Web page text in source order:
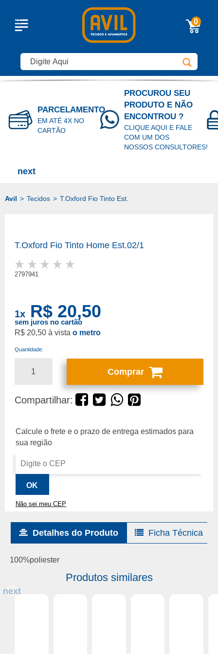
0
PARCELAMENTO
EM ATÉ 4X NO
CARTÃO
PROCUROU SEU
PRODUTO E NÃO
ENCONTROU ?
CLIQUE AQUI E FALE
COM UM DOS
NOSSOS CONSULTORES!
Tecidos T.Oxford Fio Tinto Est.
T.Oxford Fio Tinto Home Est.02/1
2797941
R$ 20,50 o metro
1x R$ 20,50
sem juros no cartão
Quantidade:
Comprar
Compartilhar:
Não sei meu CEP
Detalhes do Produto Ficha Técnica
100%poliester
Produtos similares